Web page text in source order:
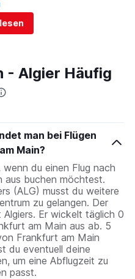
- Algier Häufig
man bei Flügen
Main?
du einen Flug nach
aus buchen möchtest.
(ALG) musst du weitere
zu gelangen. Der
Algiers. Er wickelt täglich 0
am Main aus ab. 5
Frankfurt am Main
du eventuell deine
um eine Abflugzeit zu
passt.